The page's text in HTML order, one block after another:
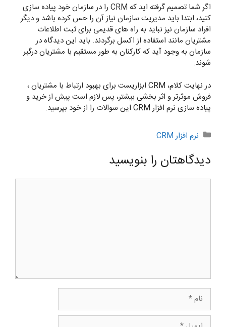
اگر شما تصمیم گرفته اید که CRM را در سازمان خود پیاده سازی
کنید، ابتدا باید مدیریت سازمان نیاز آن را حس کرده باشد و دیگر
افراد سازمان نیز نباید به راه های قدیمی برای ثبت اطلاعات
مشتریان مانند استفاده از اکسل برگردند. باید این دیدگاه در
سازمان به وجود آید که کارکنان به طور مستقیم با مشتریان درگیر
شوند.
در نهایت کلام، CRM ابزاریست برای بهبود ارتباط با مشتریان ،
فروش موثرتر و اثر بخشی بیشتر، پس لازم است پیش از خرید و
پیاده سازی نرم افزار CRM این سوالات را از خود بپرسید.
دسته‌ها
نرم افزار CRM
دیدگاهتان را بنویسید
دیدگاه
نام
ایمیل